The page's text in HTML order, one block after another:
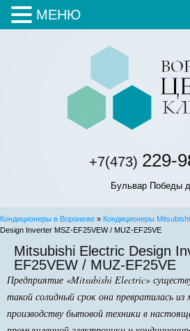
+7(473) 229-
Бульвар Победы
Кондиционеры в Воронеже » Кондиционеры
Design Inverter MSZ-EF25VEW / MUZ-EF25VE
Mitsubishi Electric Design
EF25VEW / MUZ-EF25VE
Предприятие «Mitsubishi Electric»
такой солидный срок она превратилась из
производству бытовой техники в
МЕНЮ